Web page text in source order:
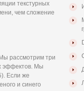
текстурных
чем сложение
рассмотрим три
эффектов. Мы
Если же
и синего